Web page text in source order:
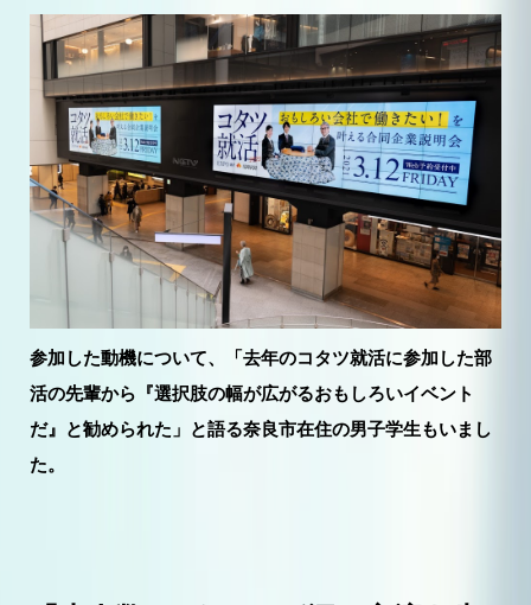
参加した動機について、「去年のコタツ就活に参加した部
活の先輩から『選択肢の幅が広がるおもしろいイベント
だ』と勧められた」と語る奈良市在住の男子学生もいまし
た。